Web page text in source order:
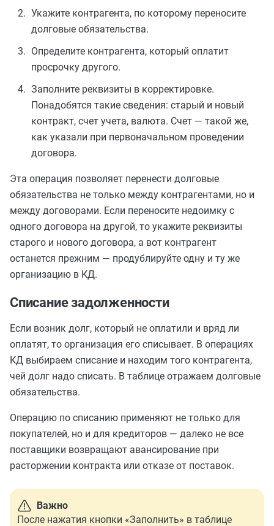
Укажите контрагента, по которому переносите
долговые обязательства.
Определите контрагента, который оплатит
просрочку другого.
Заполните реквизиты в корректировке.
Понадобятся такие сведения: старый и новый
контракт, счет учета, валюта. Счет — такой же,
как указали при первоначальном проведении
договора.
Эта операция позволяет перенести долговые
обязательства не только между контрагентами, но и
между договорами. Если переносите недоимку с
одного договора на другой, то укажите реквизиты
старого и нового договора, а вот контрагент
останется прежним — продублируйте одну и ту же
организацию в КД.
Списание задолженности
Если возник долг, который не оплатили и вряд ли
оплатят, то организация его списывает. В операциях
КД выбираем списание и находим того контрагента,
чей долг надо списать. В таблице отражаем долговые
обязательства.
Операцию по списанию применяют не только для
покупателей, но и для кредиторов — далеко не все
поставщики возвращают авансирование при
расторжении контракта или отказе от поставок.
Важно
После нажатия кнопки «Заполнить» в таблице